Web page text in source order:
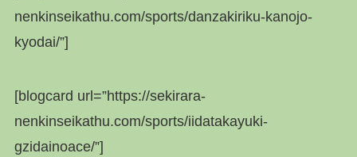
nenkinseikathu.com/sports/danzakiriku-kanojo-
kyodai/”]
[blogcard url=”https://sekirara-
nenkinseikathu.com/sports/iidatakayuki-
gzidainoace/”]